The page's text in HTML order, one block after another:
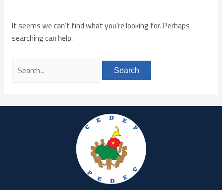
It seems we can’t find what you’re looking for. Perhaps
searching can help.